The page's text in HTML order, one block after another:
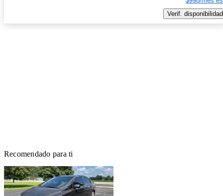
Verif. disponibilidad
Recomendado para ti